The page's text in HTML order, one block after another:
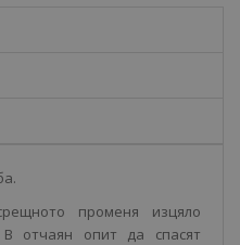
променя изцяло
отчаян опит да спасят